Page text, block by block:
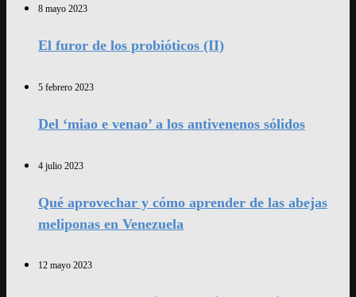
8 mayo 2023
El furor de los probióticos (II)
5 febrero 2023
Del ‘miao e venao’ a los antivenenos sólidos
4 julio 2023
Qué aprovechar y cómo aprender de las abejas
meliponas en Venezuela
12 mayo 2023